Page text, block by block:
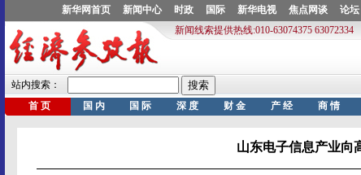
山东电子信息产业向